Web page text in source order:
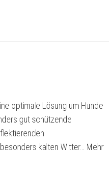
optimale Lösung um Hunde
gut schützende
kalten Witter… Mehr